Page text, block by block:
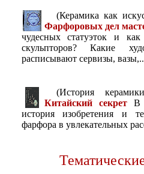
(Керамика как
Фарфоровых дел
чудесных статуэток и
скульпторов? Какие
расписывают сервизы,
(История
Китайский секретВ
история изобретения и
фарфора в увлекательных